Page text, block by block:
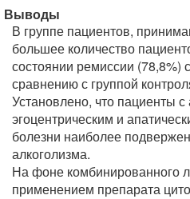
Выводы
В группе пациентов,
большее количество
состоянии ремиссии (78,8%)
сравнению с группой
Установлено, что пациенты с
эгоцентрическим и
болезни наиболее
алкоголизма.
На фоне комбинированного
применением препарата